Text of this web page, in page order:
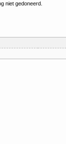
niet gedoneerd.